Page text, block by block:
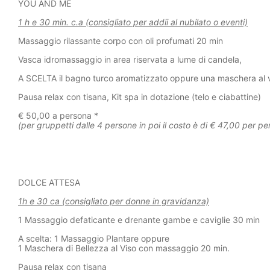
YOU AND ME
1 h e 30 min. c.a (consigliato per addii al nubilato o eventi)
Massaggio rilassante corpo con oli profumati 20 min
Vasca idromassaggio in area riservata a lume di candela,
A SCELTA il bagno turco aromatizzato oppure una maschera al
Pausa relax con tisana, Kit spa in dotazione (telo e ciabattine)
€ 50,00 a persona *
(per gruppetti dalle 4 persone in poi il costo è di € 47,00 per
DOLCE ATTESA
1h e 30 ca (consigliato per donne in gravidanza)
1 Massaggio defaticante e drenante gambe e caviglie 30 min
A scelta: 1 Massaggio Plantare oppure
1 Maschera di Bellezza al Viso con massaggio 20 min.
Pausa relax con tisana